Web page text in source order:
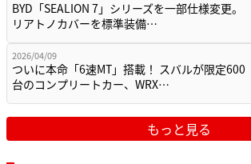
BYD「SEALION 7」シリーズを一部仕様変更。
リアトノカバーを標準装備…
2026/04/09
ついに本命「6速MT」搭載！ スバルが限定600
台のコンプリートカー、WRX…
もっと見る